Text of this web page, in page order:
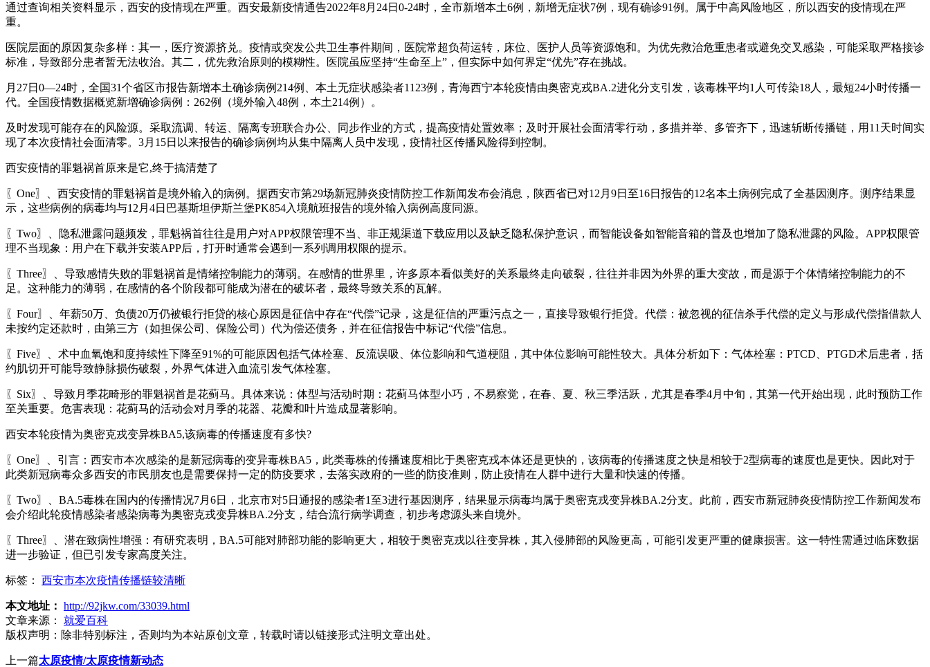
通过查询相关资料显示，西安的疫情现在严重。西安最新疫情通告2022年8月24日0-24时，全市新增本土6例，新增无症状7例，现有确诊91例。属于中高风险地区，所以西安的疫情现在严
重。
医院层面的原因复杂多样：其一，医疗资源挤兑。疫情或突发公共卫生事件期间，医院常超负荷运转，床位、医护人员等资源饱和。为优先救治危重患者或避免交叉感染，可能采取严格接诊
标准，导致部分患者暂无法收治。其二，优先救治原则的模糊性。医院虽应坚持“生命至上”，但实际中如何界定“优先”存在挑战。
月27日0—24时，全国31个省区市报告新增本土确诊病例214例、本土无症状感染者1123例，青海西宁本轮疫情由奥密克戎BA.2进化分支引发，该毒株平均1人可传染18人，最短24小时传播一
代。全国疫情数据概览新增确诊病例：262例（境外输入48例，本土214例）。
及时发现可能存在的风险源。采取流调、转运、隔离专班联合办公、同步作业的方式，提高疫情处置效率；及时开展社会面清零行动，多措并举、多管齐下，迅速斩断传播链，用11天时间实
现了本次疫情社会面清零。3月15日以来报告的确诊病例均从集中隔离人员中发现，疫情社区传播风险得到控制。
西安疫情的罪魁祸首原来是它,终于搞清楚了
〖One〗、西安疫情的罪魁祸首是境外输入的病例。据西安市第29场新冠肺炎疫情防控工作新闻发布会消息，陕西省已对12月9日至16日报告的12名本土病例完成了全基因测序。测序结果显
示，这些病例的病毒均与12月4日巴基斯坦伊斯兰堡PK854入境航班报告的境外输入病例高度同源。
〖Two〗、隐私泄露问题频发，罪魁祸首往往是用户对APP权限管理不当、非正规渠道下载应用以及缺乏隐私保护意识，而智能设备如智能音箱的普及也增加了隐私泄露的风险。APP权限管
理不当现象：用户在下载并安装APP后，打开时通常会遇到一系列调用权限的提示。
〖Three〗、导致感情失败的罪魁祸首是情绪控制能力的薄弱。在感情的世界里，许多原本看似美好的关系最终走向破裂，往往并非因为外界的重大变故，而是源于个体情绪控制能力的不
足。这种能力的薄弱，在感情的各个阶段都可能成为潜在的破坏者，最终导致关系的瓦解。
〖Four〗、年薪50万、负债20万仍被银行拒贷的核心原因是征信中存在“代偿”记录，这是征信的严重污点之一，直接导致银行拒贷。代偿：被忽视的征信杀手代偿的定义与形成代偿指借款人
未按约定还款时，由第三方（如担保公司、保险公司）代为偿还债务，并在征信报告中标记“代偿”信息。
〖Five〗、术中血氧饱和度持续性下降至91%的可能原因包括气体栓塞、反流误吸、体位影响和气道梗阻，其中体位影响可能性较大。具体分析如下：气体栓塞：PTCD、PTGD术后患者，括
约肌切开可能导致静脉损伤破裂，外界气体进入血流引发气体栓塞。
〖Six〗、导致月季花畸形的罪魁祸首是花蓟马。具体来说：体型与活动时期：花蓟马体型小巧，不易察觉，在春、夏、秋三季活跃，尤其是春季4月中旬，其第一代开始出现，此时预防工作
至关重要。危害表现：花蓟马的活动会对月季的花器、花瓣和叶片造成显著影响。
西安本轮疫情为奥密克戎变异株BA5,该病毒的传播速度有多快?
〖One〗、引言：西安市本次感染的是新冠病毒的变异毒株BA5，此类毒株的传播速度相比于奥密克戎本体还是更快的，该病毒的传播速度之快是相较于2型病毒的速度也是更快。因此对于
此类新冠病毒众多西安的市民朋友也是需要保持一定的防疫要求，去落实政府的一些的防疫准则，防止疫情在人群中进行大量和快速的传播。
〖Two〗、BA.5毒株在国内的传播情况7月6日，北京市对5日通报的感染者1至3进行基因测序，结果显示病毒均属于奥密克戎变异株BA.2分支。此前，西安市新冠肺炎疫情防控工作新闻发布
会介绍此轮疫情感染者感染病毒为奥密克戎变异株BA.2分支，结合流行病学调查，初步考虑源头来自境外。
〖Three〗、潜在致病性增强：有研究表明，BA.5可能对肺部功能的影响更大，相较于奥密克戎以往变异株，其入侵肺部的风险更高，可能引发更严重的健康损害。这一特性需通过临床数据
进一步验证，但已引发专家高度关注。
标签： 西安市本次疫情传播链较清晰
本文地址： http://92jkw.com/33039.html
文章来源：
就爱百科
版权声明： 除非特别标注，否则均为本站原创文章，转载时请以链接形式注明文章出处。
上一篇太原疫情/太原疫情新动态